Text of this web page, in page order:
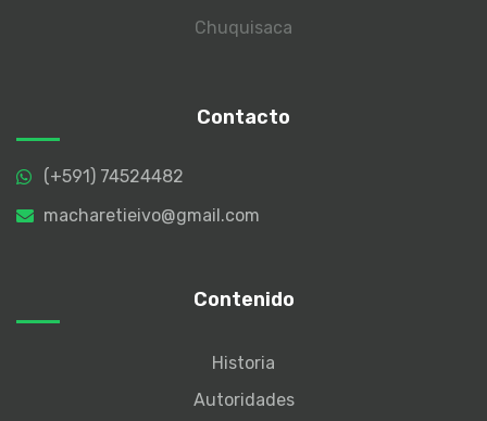
Chuquisaca
Contacto
(+591) 74524482
macharetieivo@gmail.com
Contenido
Historia
Autoridades